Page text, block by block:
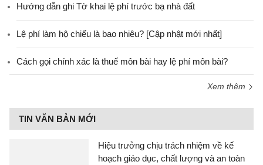
Hướng dẫn ghi Tờ khai lệ phí trước bạ nhà đất
Lệ phí làm hộ chiếu là bao nhiêu? [Cập nhật mới nhất]
Cách gọi chính xác là thuế môn bài hay lệ phí môn bài?
Xem thêm
TIN VĂN BẢN MỚI
Hiệu trưởng chịu trách nhiệm về kế
hoạch giáo dục, chất lượng và an toàn